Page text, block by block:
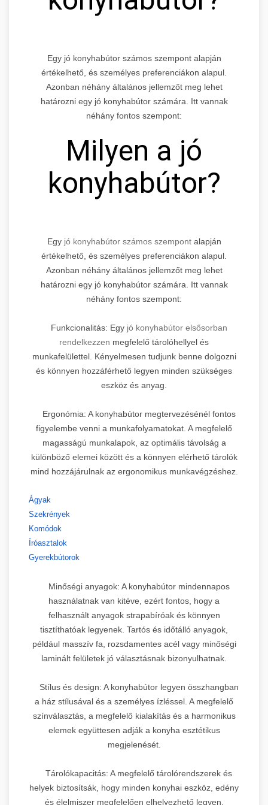
Egy jó konyhabútor számos szempont alapján
értékelhető, és személyes preferenciákon alapul.
Azonban néhány általános jellemzőt meg lehet
határozni egy jó konyhabútor számára. Itt vannak
néhány fontos szempont:
Milyen a jó
konyhabútor?
Egyjó konyhabútor számos szempontalapján
értékelhető, és személyes preferenciákon alapul.
Azonban néhány általános jellemzőt meg lehet
határozni egy jó konyhabútor számára. Itt vannak
néhány fontos szempont:
Funkcionalitás: Egy jó konyhabútor elsősorban
rendelkezzen megfelelő tárolóhellyel és
munkafelülettel. Kényelmesen tudjunk benne dolgozni
és könnyen hozzáférhető legyen minden szükséges
eszköz és anyag.
Ergonómia: A konyhabútor megtervezésénél fontos
figyelembe venni a munkafolyamatokat. A megfelelő
magasságú munkalapok, az optimális távolság a
különböző elemei között és a könnyen elérhető tárolók
mind hozzájárulnak az ergonomikus munkavégzéshez.
Ágyak
Szekrények
Komódok
Íróasztalok
Gyerekbútorok
Minőségi anyagok: A konyhabútor mindennapos
használatnak van kitéve, ezért fontos, hogy a
felhasznált anyagok strapabíróak és könnyen
tisztíthatóak legyenek. Tartós és időtálló anyagok,
például masszív fa, rozsdamentes acél vagy minőségi
laminált felületek jó választásnak bizonyulhatnak.
Stílus és design: A konyhabútor legyen összhangban
a ház stílusával és a személyes ízléssel. A megfelelő
színválasztás, a megfelelő kialakítás és a harmonikus
elemek együttesen adják a konyha esztétikus
megjelenését.
Tárolókapacitás: A megfelelő tárolórendszerek és
helyek biztosítsák, hogy minden konyhai eszköz, edény
és élelmiszer megfelelően elhelyezhető legyen.